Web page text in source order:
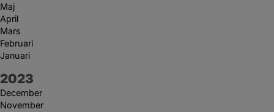
Maj
April
Mars
Februari
Januari
År:
2023
December
November